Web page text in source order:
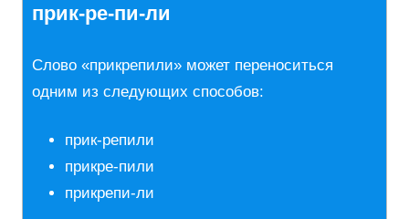
прик-ре-пи-ли
Слово «прикрепили» может переноситься
одним из следующих способов:
прик-репили
прикре-пили
прикрепи-ли